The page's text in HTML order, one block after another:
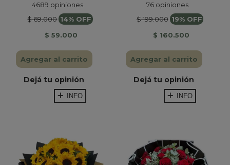
4689 opiniones
$ 69.000 14% OFF
$ 59.000
Agregar al carrito
Dejá tu opinión
INFO
76 opiniones
$ 199.000 19% OFF
$ 160.500
Agregar al carrito
Dejá tu opinión
INFO